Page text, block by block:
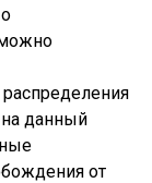
данный
от